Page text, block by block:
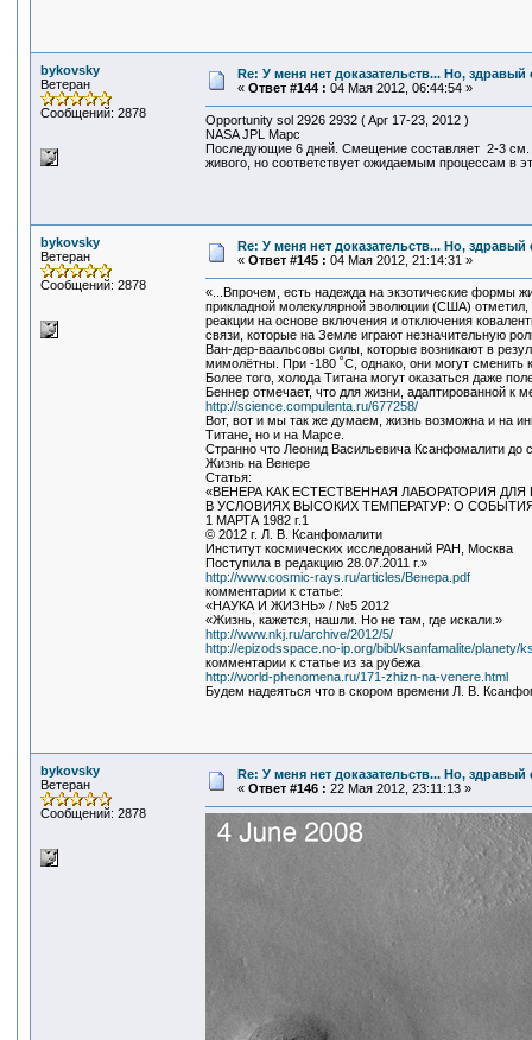
bykovsky
Ветеран
Сообщений: 2878
Re: У меня нет доказательств... Но,
« Ответ #144 : 04 Мая 2012, 06:44:54 »
Opportunity sol 2926 2932 ( Apr 17-23, 2012 )
NASA JPL Марс
Последующие 6 дней. Смещение составляет 2-3 см.
живого, но соответствует ожидаемым процессам в
bykovsky
Ветеран
Сообщений: 2878
Re: У меня нет доказательств... Но,
« Ответ #145 : 04 Мая 2012, 21:14:31 »
«...Впрочем, есть надежда на экзотические формы
прикладной молекулярной эволюции (США) отметил,
реакции на основе включения и отключения
связи, которые на Земле играют незначительную
Ван-дер-ваальсовы силы, которые возникают в
мимолётны. При -180 ˚C, однако, они могут сменить
Более того, холода Титана могут оказаться даже
Беннер отмечает, что для жизни, адаптированной к
http://science.compulenta.ru/677258/
Вот, вот и мы так же думаем, жизнь возможна и на
Титане, но и на Марсе.
Странно что Леонид Васильевича Ксанфомалити до
Жизнь на Венере
Статья:
«ВЕНЕРА КАК ЕСТЕСТВЕННАЯ ЛАБОРАТОРИЯ
В УСЛОВИЯХ ВЫСОКИХ ТЕМПЕРАТУР: О
1 МАРТА 1982 г.1
© 2012 г. Л. В. Ксанфомалити
Институт космических исследований РАН, Москва
Поступила в редакцию 28.07.2011 г.»
http://www.cosmic-rays.ru/articles/Венера.pdf
комментарии к статье:
«НАУКА И ЖИЗНЬ» / №5 2012
«Жизнь, кажется, нашли. Но не там, где искали.»
http://www.nkj.ru/archive/2012/5/
http://epizodsspace.no-ip.org/bibl/ksanfamalite/planety/
комментарии к статье из за рубежа
http://world-phenomena.ru/171-zhizn-na-venere.html
Будем надеяться что в скором времени Л. В.
bykovsky
Ветеран
Сообщений: 2878
Re: У меня нет доказательств... Но,
« Ответ #146 : 22 Мая 2012, 23:11:13 »